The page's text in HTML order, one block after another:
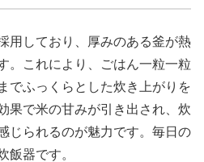
用しており、厚みのある釜が熱
。これにより、ごはん一粒一粒
でふっくらとした炊き上がりを
果で米の甘みが引き出され、炊
じられるのが魅力です。毎日の
飯器です。